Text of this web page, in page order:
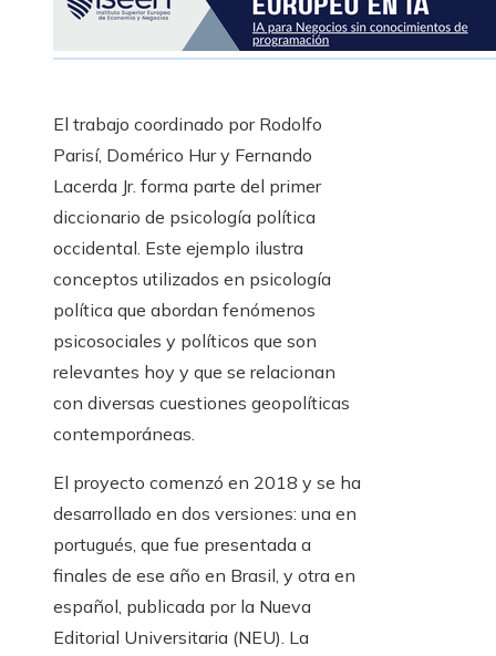
El trabajo coordinado por Rodolfo
Parisí, Domérico Hur y Fernando
Lacerda Jr. forma parte del primer
diccionario de psicología política
occidental. Este ejemplo ilustra
conceptos utilizados en psicología
política que abordan fenómenos
psicosociales y políticos que son
relevantes hoy y que se relacionan
con diversas cuestiones geopolíticas
contemporáneas.
El proyecto comenzó en 2018 y se ha
desarrollado en dos versiones: una en
portugués, que fue presentada a
finales de ese año en Brasil, y otra en
español, publicada por la Nueva
Editorial Universitaria (NEU). La